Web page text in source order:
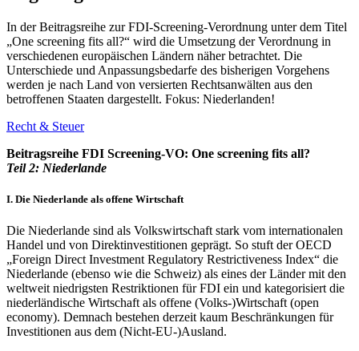
In der Beitragsreihe zur FDI-Screening-Verordnung unter dem Titel
„One screening fits all?“ wird die Umsetzung der Verordnung in
verschiedenen europäischen Ländern näher betrachtet. Die
Unterschiede und Anpassungsbedarfe des bisherigen Vorgehens
werden je nach Land von versierten Rechtsanwälten aus den
betroffenen Staaten dargestellt. Fokus: Niederlanden!
Recht & Steuer
Beitragsreihe FDI Screening-VO: One screening fits all?
Teil 2: Niederlande
I. Die Niederlande als offene Wirtschaft
Die Niederlande sind als Volkswirtschaft stark vom internationalen
Handel und von Direktinvestitionen geprägt. So stuft der OECD
„Foreign Direct Investment Regulatory Restrictiveness Index“ die
Niederlande (ebenso wie die Schweiz) als eines der Länder mit den
weltweit niedrigsten Restriktionen für FDI ein und kategorisiert die
niederländische Wirtschaft als offene (Volks-)Wirtschaft (open
economy). Demnach bestehen derzeit kaum Beschränkungen für
Investitionen aus dem (Nicht-EU-)Ausland.